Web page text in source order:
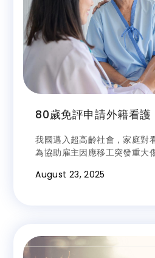
80歲免評申請外籍看護
我國邁入超高齡社會，家庭對
為協助雇主因應移工突發重大
或聯繫地方服務中心，即啟動
August 23, 2025